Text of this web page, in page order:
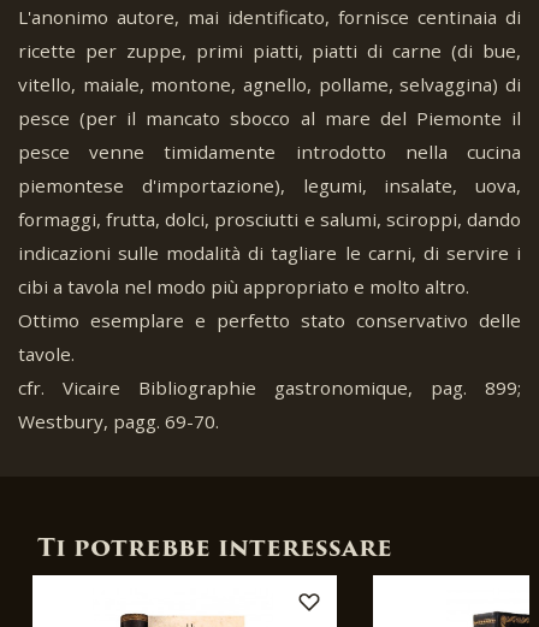
L'anonimo autore, mai identificato, fornisce centinaia di
ricette per zuppe, primi piatti, piatti di carne (di bue,
vitello, maiale, montone, agnello, pollame, selvaggina) di
pesce (per il mancato sbocco al mare del Piemonte il
pesce venne timidamente introdotto nella cucina
piemontese d'importazione), legumi, insalate, uova,
formaggi, frutta, dolci, prosciutti e salumi, sciroppi, dando
indicazioni sulle modalità di tagliare le carni, di servire i
cibi a tavola nel modo più appropriato e molto altro.
Ottimo esemplare e perfetto stato conservativo delle
tavole.
cfr. Vicaire Bibliographie gastronomique, pag. 899;
Westbury, pagg. 69-70.
Ti potrebbe interessare